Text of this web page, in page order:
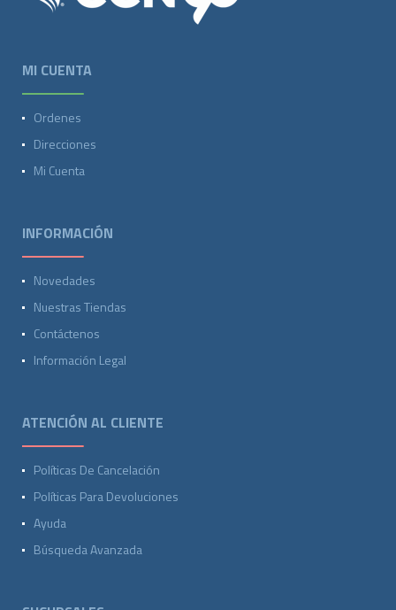
MI CUENTA
Ordenes
Direcciones
Mi Cuenta
INFORMACIÓN
Novedades
Nuestras Tiendas
Contáctenos
Información Legal
ATENCIÓN AL CLIENTE
Políticas De Cancelación
Políticas Para Devoluciones
Ayuda
Búsqueda Avanzada